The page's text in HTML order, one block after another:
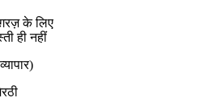
के लिए
ही नहीं